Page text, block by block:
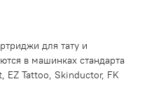
для тату и
в машинках стандарта
EZ Tattoo, Skinductor, FK